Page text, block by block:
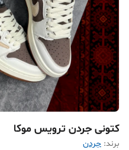
کتونی جردن ترویس موکا
برند: جردن